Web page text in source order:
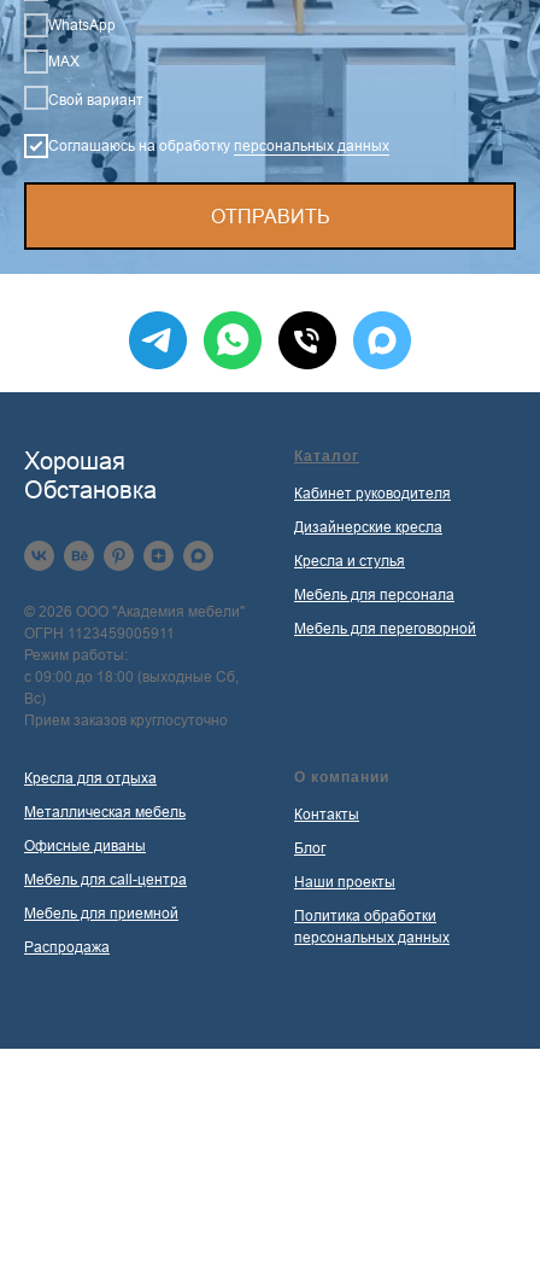
WhatsApp
MAX
Свой вариант
Соглашаюсь на обработку персональных данных
ОТПРАВИТЬ
Хорошая
Обстановка
© 2026 ООО "Академия мебели"
ОГРН 1123459005911
Режим работы:
с 09:00 до 18:00 (выходные Сб,
Вс)
Прием заказов круглосуточно
Каталог
Кабинет руководителя
Дизайнерские кресла
Кресла и стулья
Мебель для персонала
Мебель для переговорной
Кресла для отдыха
Металлическая мебель
Офисные диваны
Мебель для call-центра
Мебель для приемной
Распродажа
О компании
Контакты
Блог
Наши проекты
Политика обработки
персональных данных